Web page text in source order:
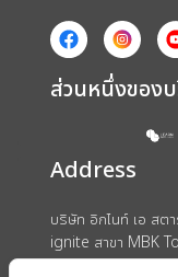
ส่วนหนึ่งของ
Address
บริษัท อิกไนท์ เอ สต
ignite สาขา MBK
ถนนพญาไท แขวงวัง